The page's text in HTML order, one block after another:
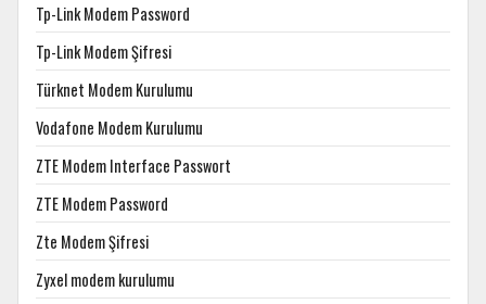
Tp-Link Modem Password
Tp-Link Modem Şifresi
Türknet Modem Kurulumu
Vodafone Modem Kurulumu
ZTE Modem Interface Passwort
ZTE Modem Password
Zte Modem Şifresi
Zyxel modem kurulumu